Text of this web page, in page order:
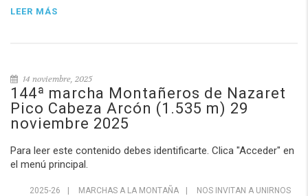
LEER MÁS
14 noviembre, 2025
144ª marcha Montañeros de Nazaret
Pico Cabeza Arcón (1.535 m) 29
noviembre 2025
Para leer este contenido debes identificarte. Clica "Acceder" en
el menú principal.
2025-26 MARCHAS A LA MONTAÑA NOS INVITAN A UNIRNOS